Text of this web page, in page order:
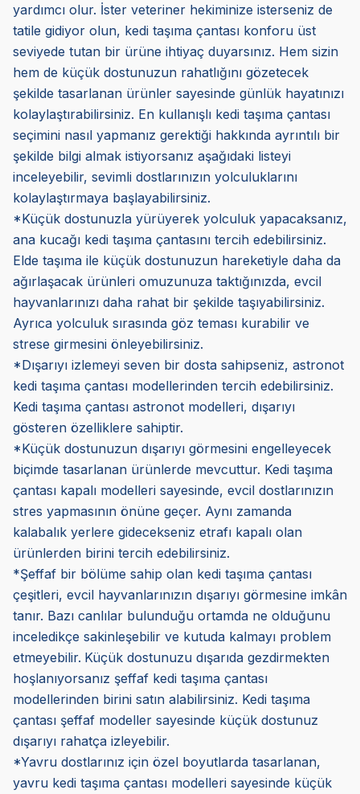
yardımcı olur. İster veteriner hekiminize isterseniz de
tatile gidiyor olun, kedi taşıma çantası konforu üst
seviyede tutan bir ürüne ihtiyaç duyarsınız. Hem sizin
hem de küçük dostunuzun rahatlığını gözetecek
şekilde tasarlanan ürünler sayesinde günlük hayatınızı
kolaylaştırabilirsiniz. En kullanışlı kedi taşıma çantası
seçimini nasıl yapmanız gerektiği hakkında ayrıntılı bir
şekilde bilgi almak istiyorsanız aşağıdaki listeyi
inceleyebilir, sevimli dostlarınızın yolculuklarını
kolaylaştırmaya başlayabilirsiniz.
*Küçük dostunuzla yürüyerek yolculuk yapacaksanız,
ana kucağı kedi taşıma çantasını tercih edebilirsiniz.
Elde taşıma ile küçük dostunuzun hareketiyle daha da
ağırlaşacak ürünleri omuzunuza taktığınızda, evcil
hayvanlarınızı daha rahat bir şekilde taşıyabilirsiniz.
Ayrıca yolculuk sırasında göz teması kurabilir ve
strese girmesini önleyebilirsiniz.
*Dışarıyı izlemeyi seven bir dosta sahipseniz, astronot
kedi taşıma çantası modellerinden tercih edebilirsiniz.
Kedi taşıma çantası astronot modelleri, dışarıyı
gösteren özelliklere sahiptir.
*Küçük dostunuzun dışarıyı görmesini engelleyecek
biçimde tasarlanan ürünlerde mevcuttur. Kedi taşıma
çantası kapalı modelleri sayesinde, evcil dostlarınızın
stres yapmasının önüne geçer. Aynı zamanda
kalabalık yerlere gidecekseniz etrafı kapalı olan
ürünlerden birini tercih edebilirsiniz.
*Şeffaf bir bölüme sahip olan kedi taşıma çantası
çeşitleri, evcil hayvanlarınızın dışarıyı görmesine imkân
tanır. Bazı canlılar bulunduğu ortamda ne olduğunu
inceledikçe sakinleşebilir ve kutuda kalmayı problem
etmeyebilir. Küçük dostunuzu dışarıda gezdirmekten
hoşlanıyorsanız şeffaf kedi taşıma çantası
modellerinden birini satın alabilirsiniz. Kedi taşıma
çantası şeffaf modeller sayesinde küçük dostunuz
dışarıyı rahatça izleyebilir.
*Yavru dostlarınız için özel boyutlarda tasarlanan,
yavru kedi taşıma çantası modelleri sayesinde küçük